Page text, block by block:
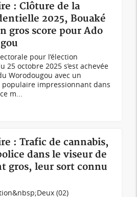
: Clôture de la
2025, Bouaké
gros score pour Ado
pour l’élection
25 octobre 2025 s’est achevée
Worodougou avec un
impressionnant dans
m...
: Trafic de cannabis,
dans le viseur de
gros, leur sort connu
(02)